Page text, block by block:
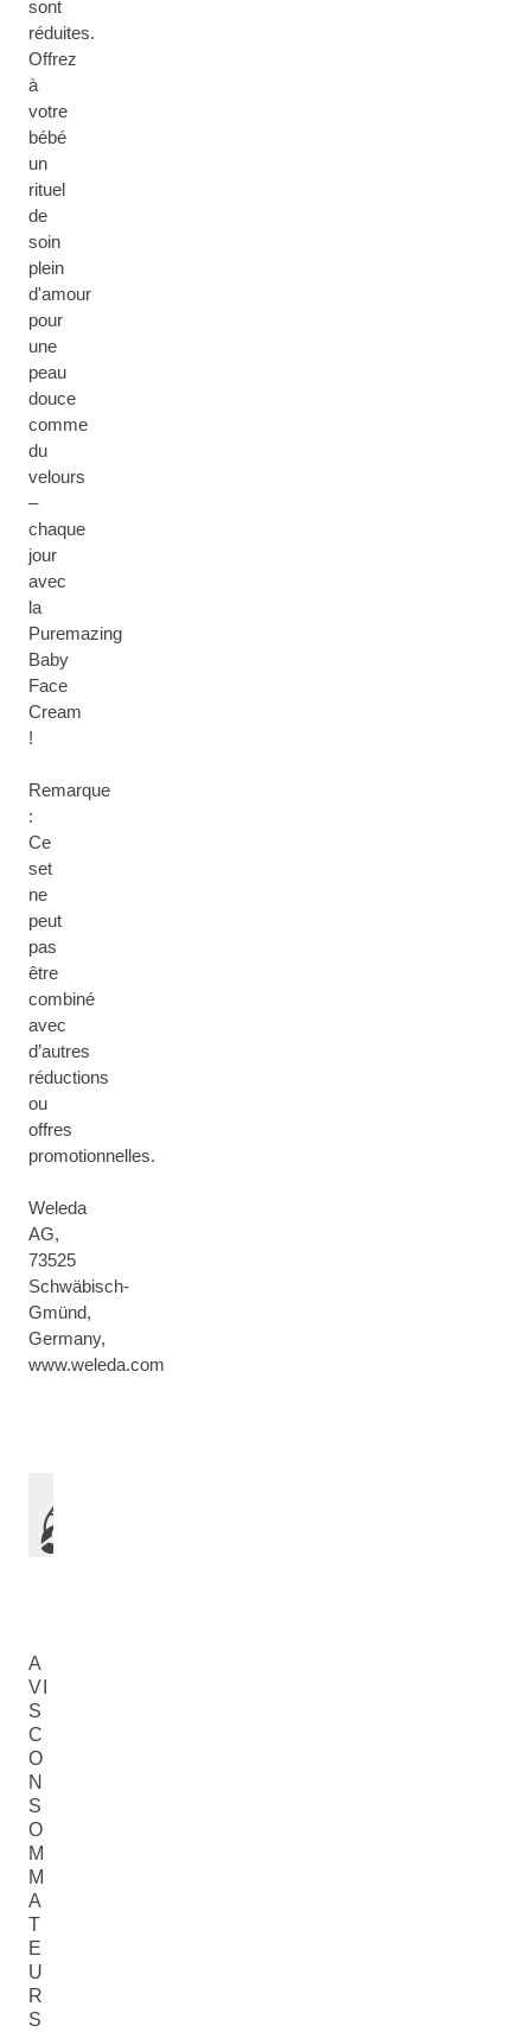
sont
réduites.
Offrez
à
votre
bébé
un
rituel
de
soin
plein
d'amour
pour
une
peau
douce
comme
du
velours
–
chaque
jour
avec
la
Puremazing
Baby
Face
Cream
!
Remarque
:
Ce
set
ne
peut
pas
être
combiné
avec
d’autres
réductions
ou
offres
promotionnelles.
Weleda
AG,
73525
Schwäbisch-
Gmünd,
Germany,
www.weleda.com
A
VI
S
C
O
N
S
O
M
M
A
T
E
U
R
S